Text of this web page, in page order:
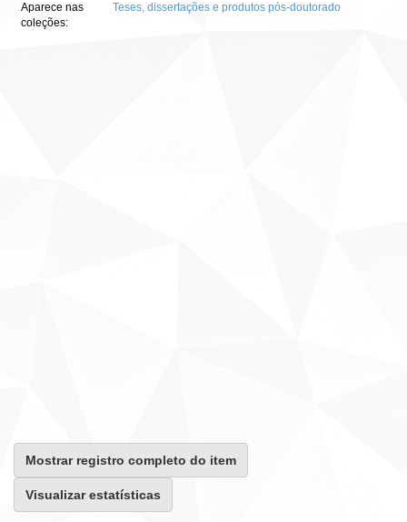
Aparece nas
coleções:
Teses, dissertações e produtos pós-doutorado
Mostrar registro completo do item
Visualizar estatísticas